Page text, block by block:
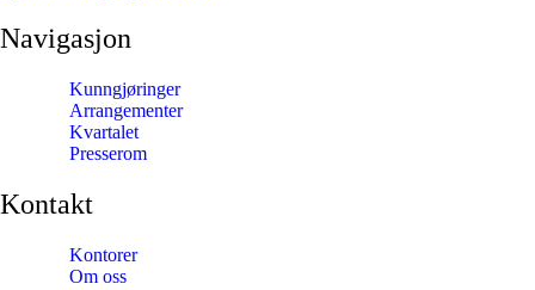
Navigasjon
Kunngjøringer
Arrangementer
Kvartalet
Presserom
Kontakt
Kontorer
Om oss